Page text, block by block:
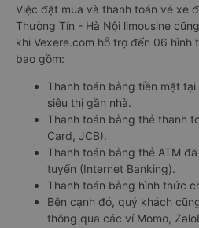
Việc đặt mua và thanh toán vé xe
Thường Tín - Hà Nội limousine
khi Vexere.com hỗ trợ đến 06 hình
bao gồm:
Thanh toán bằng tiền mặt
siêu thị gần nhà.
Thanh toán bằng thẻ thanh
Card, JCB).
Thanh toán bằng thẻ ATM
tuyến (Internet Banking).
Thanh toán bằng hình thức
Bên cạnh đó, quý khách
thông qua các ví Momo,